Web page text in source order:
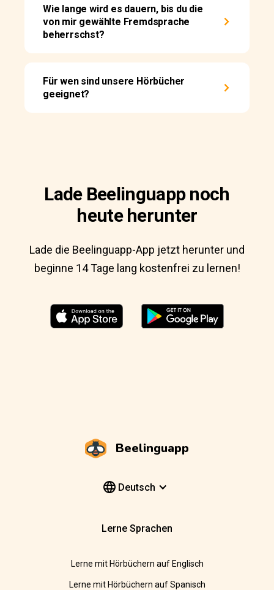
Wie lange wird es dauern, bis du die
von mir gewählte Fremdsprache
beherrschst?
Für wen sind unsere Hörbücher
geeignet?
Lade Beelinguapp noch
heute herunter
Lade die Beelinguapp-App jetzt herunter und
beginne 14 Tage lang kostenfrei zu lernen!
Beelinguapp
Deutsch
Lerne Sprachen
Lerne mit Hörbüchern auf Englisch
Lerne mit Hörbüchern auf Spanisch